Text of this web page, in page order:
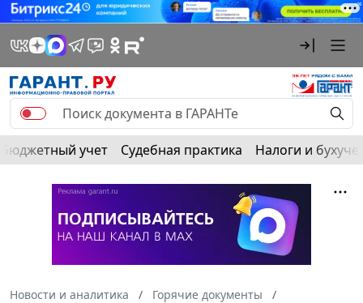
Бюджетный учет Судебная практика Налоги и
Новости и аналитика
Горячие документы